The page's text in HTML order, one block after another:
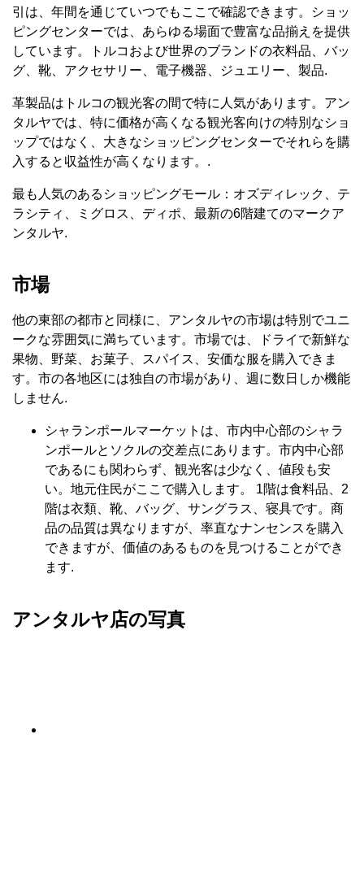
引は、年間を通じていつでもここで確認できます。ショッ
ピングセンターでは、あらゆる場面で豊富な品揃えを提供
しています。トルコおよび世界のブランドの衣料品、バッ
グ、靴、アクセサリー、電子機器、ジュエリー、製品.
革製品はトルコの観光客の間で特に人気があります。アン
タルヤでは、特に価格が高くなる観光客向けの特別なショ
ップではなく、大きなショッピングセンターでそれらを購
入すると収益性が高くなります。.
最も人気のあるショッピングモール：オズディレック、テ
ラシティ、ミグロス、ディポ、最新の6階建てのマークア
ンタルヤ.
市場
他の東部の都市と同様に、アンタルヤの市場は特別でユニ
ークな雰囲気に満ちています。市場では、ドライで新鮮な
果物、野菜、お菓子、スパイス、安価な服を購入できま
す。市の各地区には独自の市場があり、週に数日しか機能
しません.
シャランポールマーケットは、市内中心部のシャラ
ンポールとソクルの交差点にあります。市内中心部
であるにも関わらず、観光客は少なく、値段も安
い。地元住民がここで購入します。 1階は食料品、2
階は衣類、靴、バッグ、サングラス、寝具です。商
品の品質は異なりますが、率直なナンセンスを購入
できますが、価値のあるものを見つけることができ
ます.
アンタルヤ店の写真